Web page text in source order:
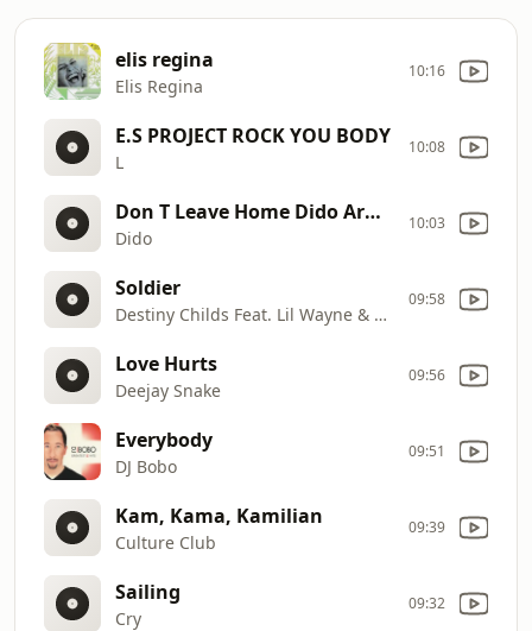
elis regina
Elis Regina
10:16
E.S PROJECT ROCK YOU BODY
L
10:08
Don T Leave Home Dido Armstrong
Dido
10:03
Soldier
Destiny Childs Feat. Lil Wayne & T.I.
09:58
Love Hurts
Deejay Snake
09:56
Everybody
DJ Bobo
09:51
Kam, Kama, Kamilian
Culture Club
09:39
Sailing
Cry
09:32